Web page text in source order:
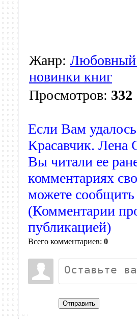
Жанр: Любовный
новинки книг
Просмотров: 332
Если Вам
Красавчик. Лена
Вы читали ее
комментариях
можете
(Комментарии
публикацией)
Всего комментариев: 0
Отправить